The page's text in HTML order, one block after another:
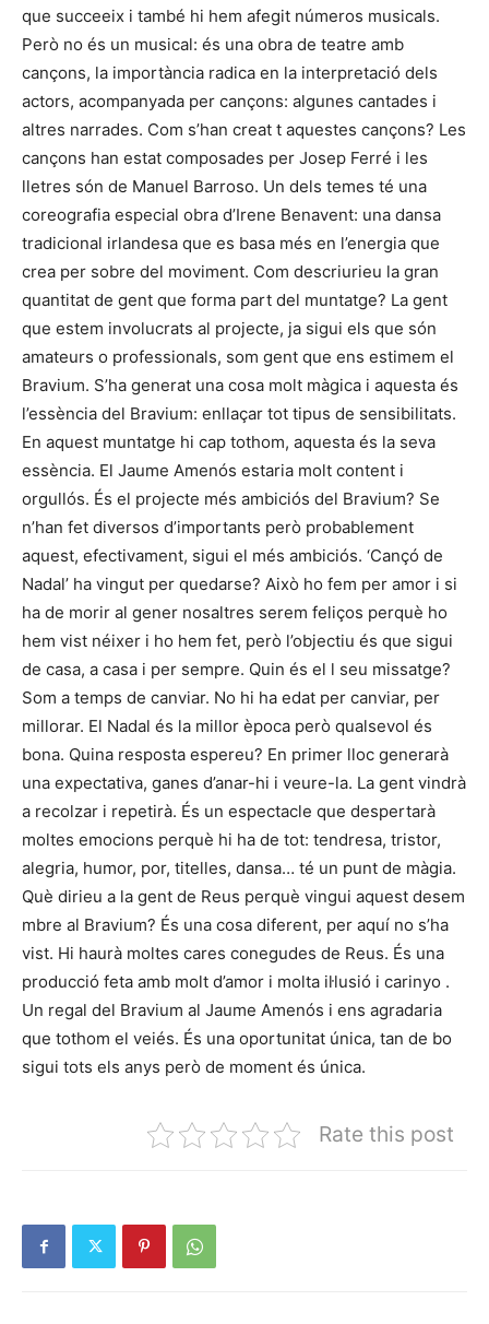
que succeeix i també hi hem afegit números musicals.
Però no és un musical: és una obra de teatre amb
cançons, la importància radica en la interpretació dels
actors, acompanyada per cançons: algunes cantades i
altres narrades. Com s’han creat t aquestes cançons? Les
cançons han estat composades per Josep Ferré i les
lletres són de Manuel Barroso. Un dels temes té una
coreografia especial obra d’Irene Benavent: una dansa
tradicional irlandesa que es basa més en l’energia que
crea per sobre del moviment. Com descriurieu la gran
quantitat de gent que forma part del muntatge? La gent
que estem involucrats al projecte, ja sigui els que són
amateurs o professionals, som gent que ens estimem el
Bravium. S’ha generat una cosa molt màgica i aquesta és
l’essència del Bravium: enllaçar tot tipus de sensibilitats.
En aquest muntatge hi cap tothom, aquesta és la seva
essència. El Jaume Amenós estaria molt content i
orgullós. És el projecte més ambiciós del Bravium? Se
n’han fet diversos d’importants però probablement
aquest, efectivament, sigui el més ambiciós. ‘Cançó de
Nadal’ ha vingut per quedarse? Això ho fem per amor i si
ha de morir al gener nosaltres serem feliços perquè ho
hem vist néixer i ho hem fet, però l’objectiu és que sigui
de casa, a casa i per sempre. Quin és el l seu missatge?
Som a temps de canviar. No hi ha edat per canviar, per
millorar. El Nadal és la millor època però qualsevol és
bona. Quina resposta espereu? En primer lloc generarà
una expectativa, ganes d’anar-hi i veure-la. La gent vindrà
a recolzar i repetirà. És un espectacle que despertarà
moltes emocions perquè hi ha de tot: tendresa, tristor,
alegria, humor, por, titelles, dansa… té un punt de màgia.
Què dirieu a la gent de Reus perquè vingui aquest desem
mbre al Bravium? És una cosa diferent, per aquí no s’ha
vist. Hi haurà moltes cares conegudes de Reus. És una
producció feta amb molt d’amor i molta il·lusió i carinyo .
Un regal del Bravium al Jaume Amenós i ens agradaria
que tothom el veiés. És una oportunitat única, tan de bo
sigui tots els anys però de moment és única.
Rate this post